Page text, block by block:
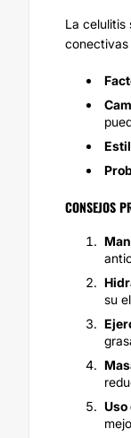
La celulitis
conectivas
CONSEJOS
su
Uso